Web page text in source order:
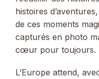
histoires
de ces moments
capturés en photo
cœur pour toujours.
L’Europe attend,